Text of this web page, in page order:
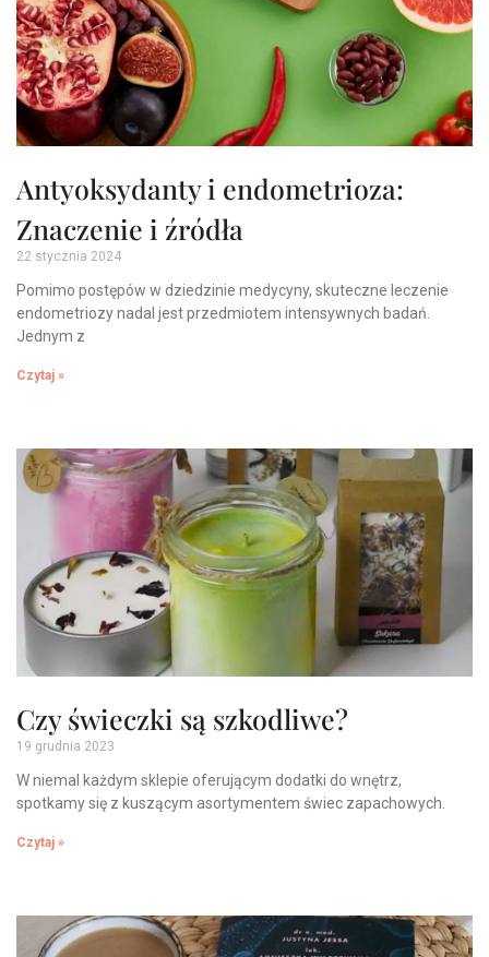
Antyoksydanty i endometrioza:
Znaczenie i źródła
22 stycznia 2024
Pomimo postępów w dziedzinie medycyny, skuteczne leczenie
endometriozy nadal jest przedmiotem intensywnych badań.
Jednym z
Czytaj »
Czy świeczki są szkodliwe?
19 grudnia 2023
W niemal każdym sklepie oferującym dodatki do wnętrz,
spotkamy się z kuszącym asortymentem świec zapachowych.
Czytaj »